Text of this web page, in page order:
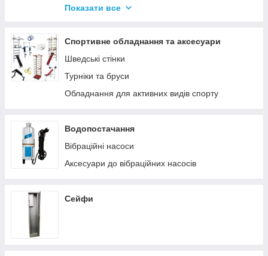
Термоси
Показати все
Спортивне обладнання та аксесуари
Шведські стінки
Турніки та бруси
Обладнання для активних видів спорту
Водопостачання
Вібраційні насоси
Аксесуари до вібраційних насосів
Сейфи